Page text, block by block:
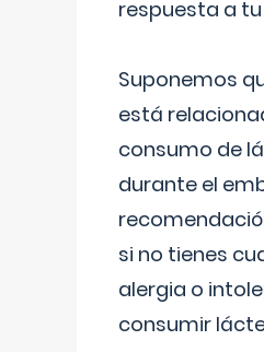
respuesta a
Suponemos
está
consumo de
durante el
si no tienes
alergia o
consumir